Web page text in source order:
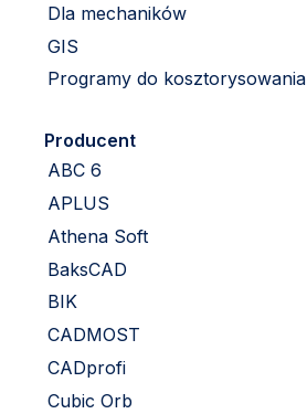
Dla mechaników
GIS
Programy do kosztorysowania
Producent
ABC 6
APLUS
Athena Soft
BaksCAD
BIK
CADMOST
CADprofi
Cubic Orb